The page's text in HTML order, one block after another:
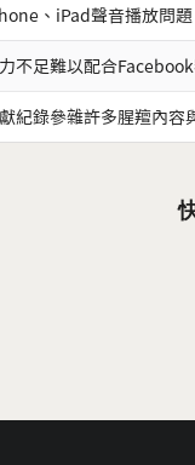
、iPad聲音播放問題
不足難以配合
紀錄參雜許多腥羶內容